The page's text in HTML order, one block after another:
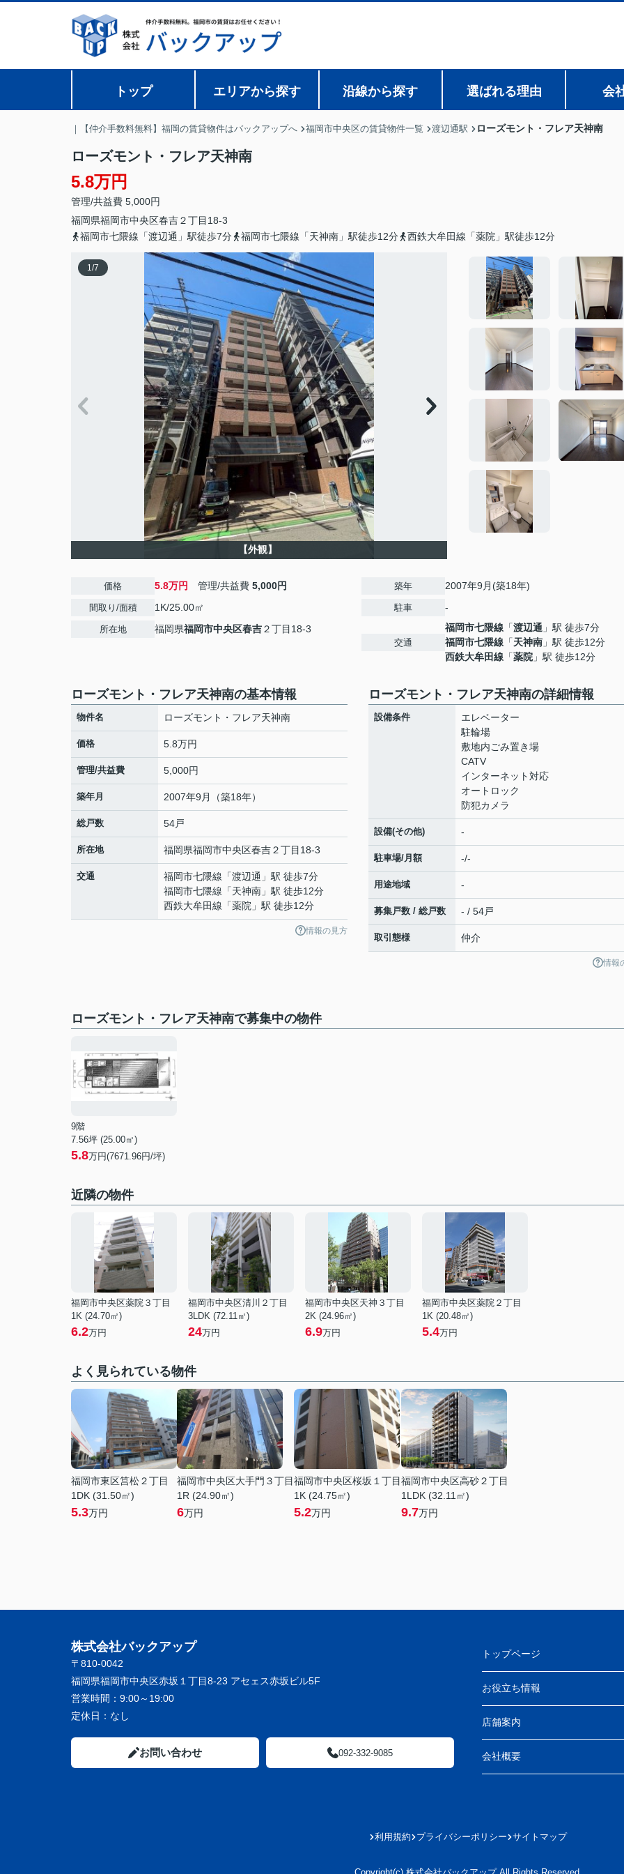
トップ エリアから探す 沿線から探す 選ばれる理由 会
｜【仲介手数料無料】福岡の賃貸物件はバックアップへ 福岡市中央区の賃貸物件一覧 渡辺通駅 ローズモント・フレア天神南
ローズモント・フレア天神南
5.8万円
管理/共益費 5,000円
福岡県福岡市中央区春吉２丁目18-3
福岡市七隈線「渡辺通」駅徒歩7分
福岡市七隈線「天神南」駅徒歩12分 西鉄大牟田線「薬院」駅徒歩12分
1/7
【外観】
価格 5.8万円 管理/共益費 5,000円
間取り/面積 1K/25.00㎡
所在地 福岡県福岡市中央区春吉２丁目18-3
築年 2007年9月(築18年)
駐車 -
交通
福岡市七隈線 「渡辺通 」駅 徒歩7分
福岡市七隈線 「天神南 」駅 徒歩12分
西鉄大牟田線 「薬院 」駅 徒歩12分
ローズモント・フレア天神南の基本情報
物件名 ローズモント・フレア天神南
価格 5.8万円
管理/共益費 5,000円
築年月 2007年9月（築18年）
総戸数 54戸
所在地 福岡県福岡市中央区春吉２丁目18-3
交通 福岡市七隈線 「渡辺通 」駅 徒歩7分
福岡市七隈線 「天神南 」駅 徒歩12分
西鉄大牟田線 「薬院 」駅 徒歩12分
情報の見方
ローズモント・フレア天神南の詳細情報
設備条件
エレベーター
駐輪場
敷地内ごみ置き場
CATV
インターネット対応
オートロック
防犯カメラ
設備(その他) -
駐車場/月額 -/-
用途地域 -
募集戸数 / 総戸数 - / 54戸
取引態様 仲介
情報
ローズモント・フレア天神南で募集中の物件
9階
7.56坪 (25.00㎡)
5.8万円(7671.96円/坪)
近隣の物件
福岡市中央区薬院３丁目
1K (24.70㎡)
6.2万円
福岡市中央区清川２丁目
3LDK (72.11㎡)
24万円
福岡市中央区天神３丁目
2K (24.96㎡)
6.9万円
福岡市中央区薬院２丁目
1K (20.48㎡)
5.4万円
よく見られている物件
福岡市東区筥松２丁目
1DK (31.50㎡)
5.3万円
福岡市中央区大手門３丁目
1R (24.90㎡)
6万円
福岡市中央区桜坂１丁目
1K (24.75㎡)
5.2万円
福岡市中央区高砂２丁目
1LDK (32.11㎡)
9.7万円
株式会社バックアップ
〒810-0042
福岡県福岡市中央区赤坂１丁目8-23 アセェス赤坂ビル5F
営業時間： 9:00～19:00
定休日： なし
お問い合わせ 092-332-9085
トップページ
お役立ち情報
店舗案内
会社概要
利用規約 プライバシーポリシー サイトマップ